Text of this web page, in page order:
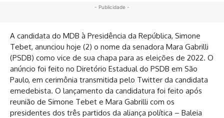
- Publicidade -
A candidata do MDB à Presidência da República, Simone
Tebet, anunciou hoje (2) o nome da senadora Mara Gabrilli
(PSDB) como vice de sua chapa para as eleições de 2022. O
anúncio foi feito no Diretório Estadual do PSDB em São
Paulo, em cerimônia transmitida pelo Twitter da candidata
emedebista. O lançamento da candidatura foi feito após
reunião de Simone Tebet e Mara Gabrilli com os
presidentes dos três partidos da aliança política – Baleia